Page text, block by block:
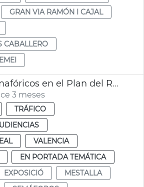
GRAN VIA RAMÓN I CAJAL
CABALLERO
Cambios semafóricos en el Plan del Real València
3 meses
TRÁFICO
VALENCIA
EN PORTADA TEMÁTICA
EXPOSICIÓ
MESTALLA